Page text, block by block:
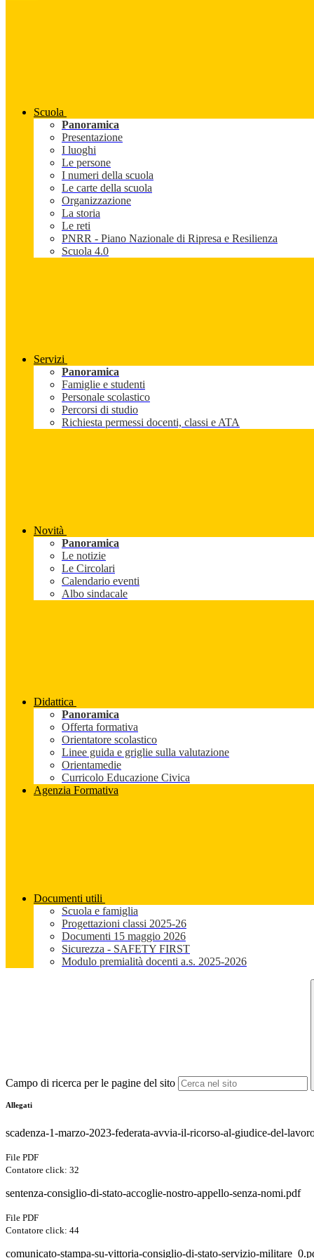
Scuola
Panoramica
Presentazione
I luoghi
Le persone
I numeri della scuola
Le carte della scuola
Organizzazione
La storia
Le reti
PNRR - Piano Nazionale di Ripresa e Resilienza
Scuola 4.0
Servizi
Panoramica
Famiglie e studenti
Personale scolastico
Percorsi di studio
Richiesta permessi docenti, classi e ATA
Novità
Panoramica
Le notizie
Le Circolari
Calendario eventi
Albo sindacale
Didattica
Panoramica
Offerta formativa
Orientatore scolastico
Linee guida e griglie sulla valutazione
Orientamedie
Curricolo Educazione Civica
Agenzia Formativa
Documenti utili
Scuola e famiglia
Progettazioni classi 2025-26
Documenti 15 maggio 2026
Sicurezza - SAFETY FIRST
Modulo premialità docenti a.s. 2025-2026
Campo di ricerca per le pagine del sito
Allegati
scadenza-1-marzo-2023-federata-avvia-il-ricorso-al-giudice-del-
File PDF
Contatore click: 32
sentenza-consiglio-di-stato-accoglie-nostro-appello-senza-nomi.pdf
File PDF
Contatore click: 44
comunicato-stampa-su-vittoria-consiglio-di-stato-servizio-